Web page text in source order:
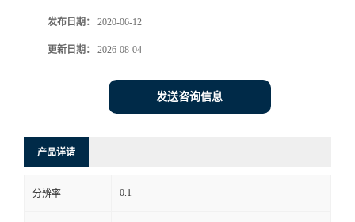
系
发布日期： 2020-06-12
更新日期： 2026-08-04
发送咨询信息
产品详请
分辨率 0.1